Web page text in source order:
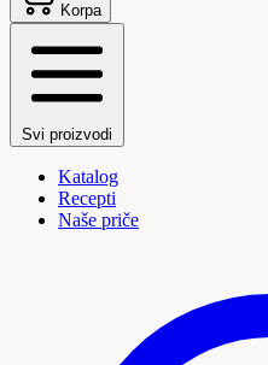
Korpa
Svi proizvodi
Katalog
Recepti
Naše priče